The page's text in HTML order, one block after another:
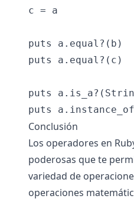
c = a
puts a.equal?(b)
puts a.equal?(c)
puts
Conclusión
Los operadores en
poderosas que te
variedad de
operaciones